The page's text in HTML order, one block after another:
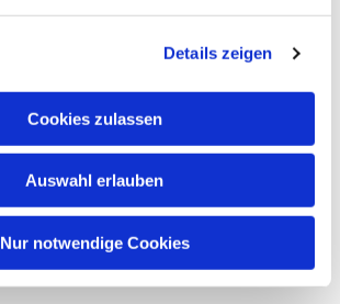
Details zeigen
Cookies zulassen
Auswahl erlauben
Nur notwendige Cookies